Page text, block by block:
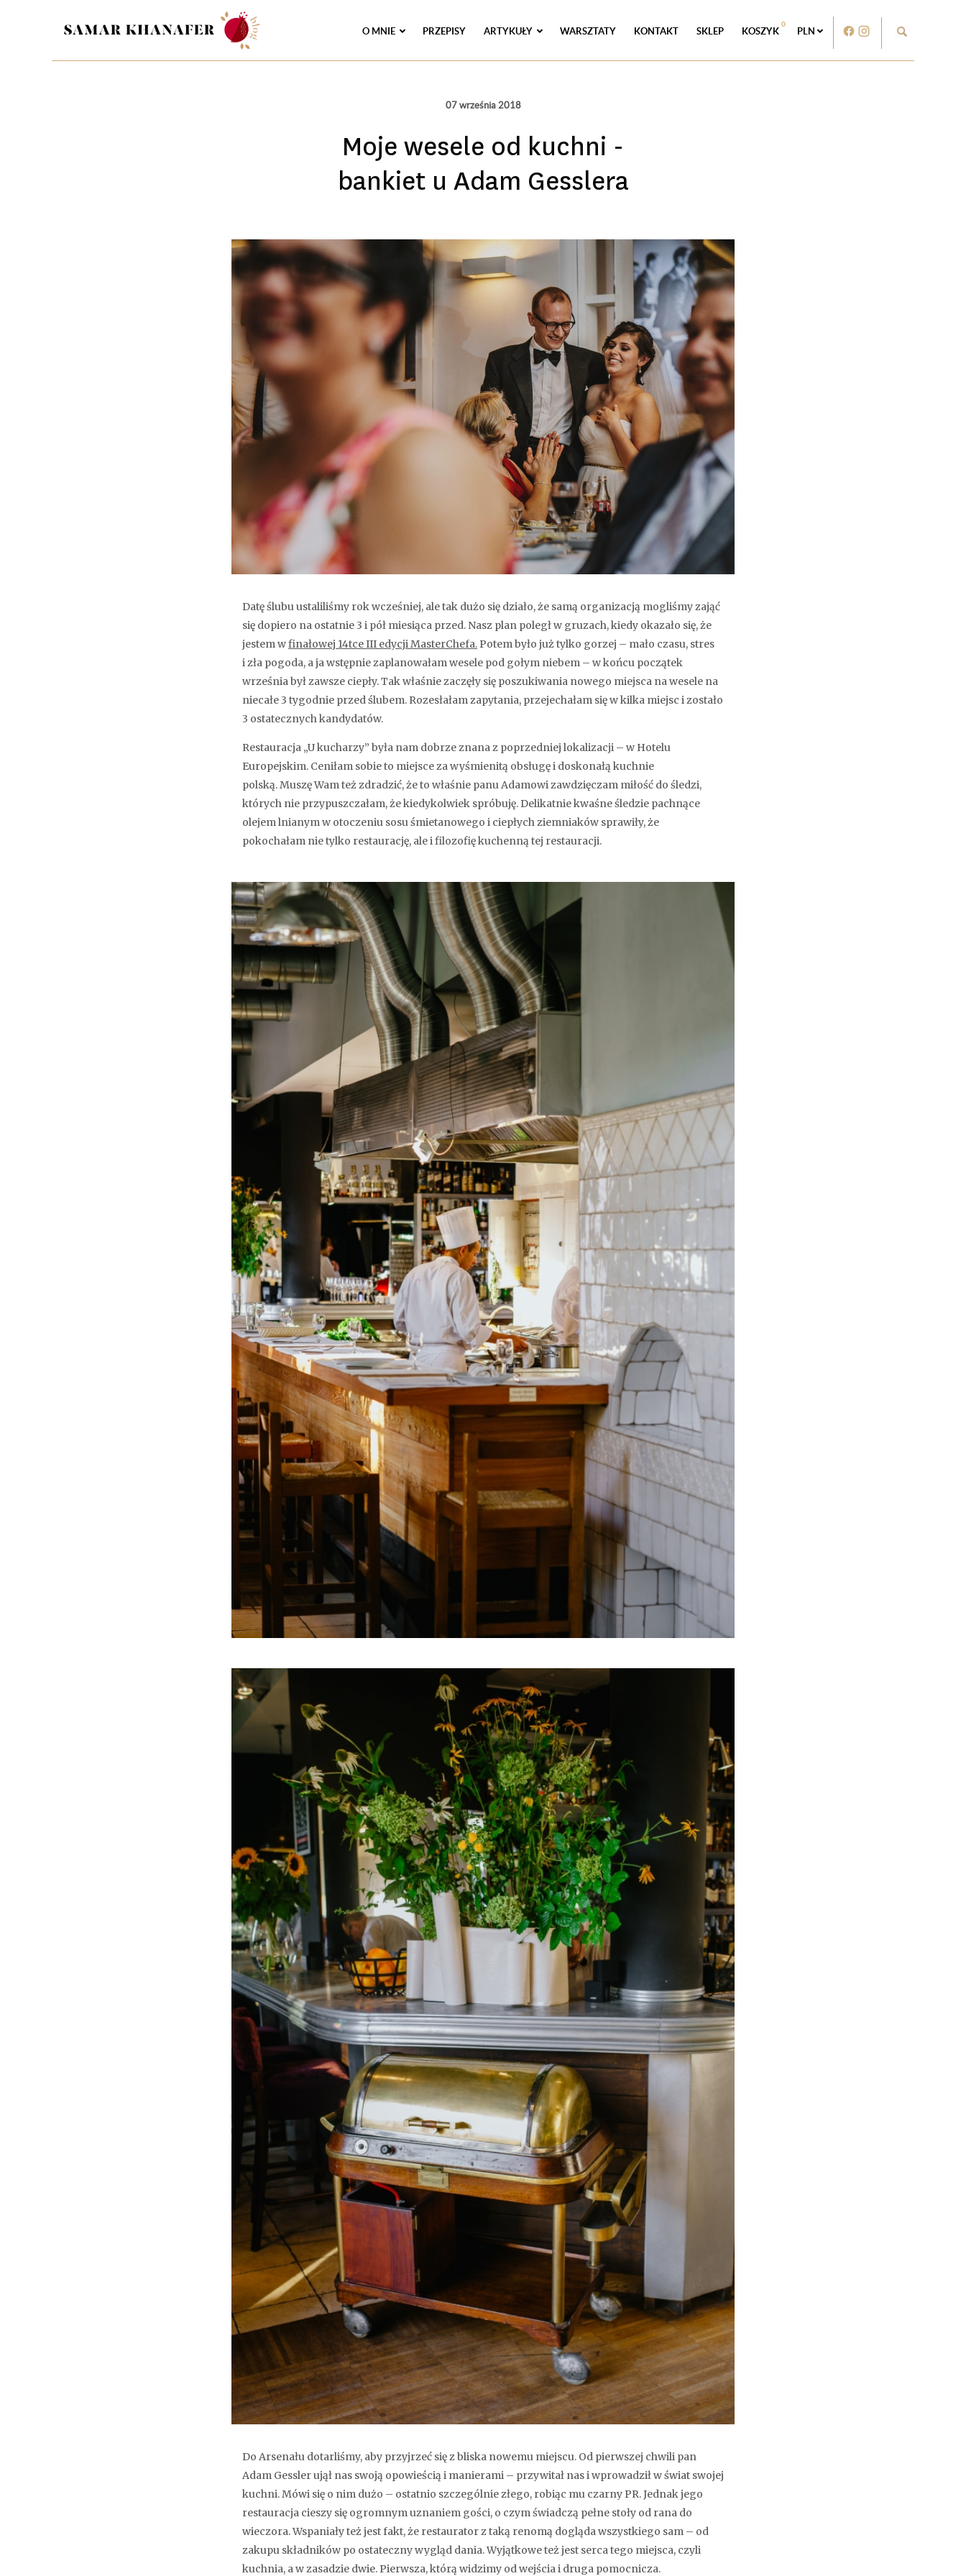
O MNIE PRZEPISY ARTYKUŁY WARSZTATY KONTAKT SKLEP KOSZYK
0
PLN
07 września 2018
Moje wesele od kuchni -
bankiet u Adam Gesslera
Datę ślubu ustaliliśmy rok wcześniej, ale tak dużo się działo, że samą organizacją mogliśmy zająć
się dopiero na ostatnie 3 i pół miesiąca przed. Nasz plan poległ w gruzach, kiedy okazało się, że
jestem wfinałowej 14tce III edycji MasterChefa. Potem było już tylko gorzej – mało czasu, stres
i zła pogoda, a ja wstępnie zaplanowałam wesele pod gołym niebem – w końcu początek
września był zawsze ciepły. Tak właśnie zaczęły się poszukiwania nowego miejsca na wesele na
niecałe 3 tygodnie przed ślubem. Rozesłałam zapytania, przejechałam się w kilka miejsc i zostało
3 ostatecznych kandydatów.
Restauracja „U kucharzy” była nam dobrze znana z poprzedniej lokalizacji – w Hotelu
Europejskim. Ceniłam sobie to miejsce za wyśmienitą obsługę i doskonałą kuchnie
polską. Muszę Wam też zdradzić, że to właśnie panu Adamowi zawdzięczam miłość do śledzi,
których nie przypuszczałam, że kiedykolwiek spróbuję. Delikatnie kwaśne śledzie pachnące
olejem lnianym w otoczeniu sosu śmietanowego i ciepłych ziemniaków sprawiły, że
pokochałam nie tylko restaurację, ale i filozofię kuchenną tej restauracji.
Do Arsenału dotarliśmy, aby przyjrzeć się z bliska nowemu miejscu. Od pierwszej chwili pan
Adam Gessler ujął nas swoją opowieścią i manierami – przywitał nas i wprowadził w świat swojej
kuchni. Mówi się o nim dużo – ostatnio szczególnie złego, robiąc mu czarny PR. Jednak jego
restauracja cieszy się ogromnym uznaniem gości, o czym świadczą pełne stoły od rana do
wieczora. Wspaniały też jest fakt, że restaurator z taką renomą dogląda wszystkiego sam – od
zakupu składników po ostateczny wygląd dania. Wyjątkowe też jest serca tego miejsca, czyli
kuchnia, a w zasadzie dwie. Pierwsza, którą widzimy od wejścia i druga pomocnicza.